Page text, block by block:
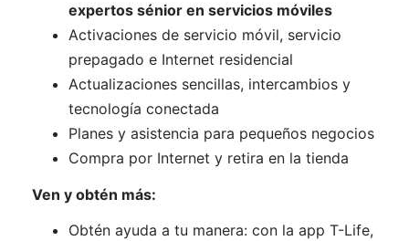
expertos sénior en servicios móviles
Activaciones de servicio móvil, servicio
prepagado e Internet residencial
Actualizaciones sencillas, intercambios y
tecnología conectada
Planes y asistencia para pequeños negocios
Compra por Internet y retira en la tienda
Ven y obtén más:
Obtén ayuda a tu manera: con la app T-Life,